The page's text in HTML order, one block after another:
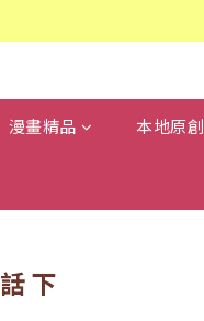
漫畫精品 本地原創
下